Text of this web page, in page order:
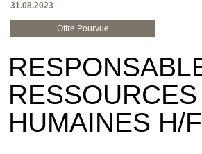
31.08.2023
Offre Pourvue
RESSOURCES
HUMAINES H/